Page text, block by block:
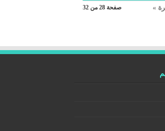
صفحة 28 من 32 »